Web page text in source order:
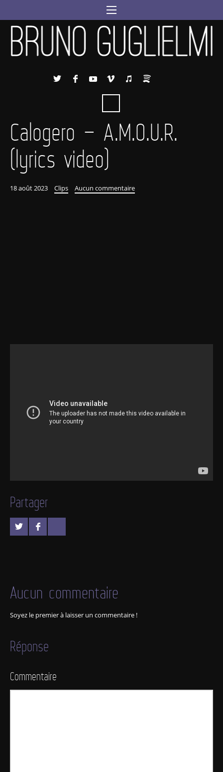
Calogero – A.M.O.U.R.
(lyrics video)
18 août 2023 Clips Aucun commentaire
Partager
Aucun commentaire
Soyez le premier à laisser un commentaire !
Réponse
Commentaire